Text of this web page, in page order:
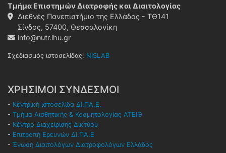
Τμήμα Επιστημών Διατροφής και Διαιτολογίας
Διεθνές Πανεπιστήμιο της Ελλάδος - ΤΘ141
Σίνδος, 57400, Θεσσαλονίκη
info@nutr.ihu.gr
Σχεδιασμός ιστοσελίδας: NISLAB
ΧΡΗΣΙΜΟΙ ΣΥΝΔΕΣΜΟΙ
- Κεντρική ιστοσελίδα ΔΙ.ΠΑ.Ε.
- Τμήμα Αισθητικής & Κοσμητολογίας ΑΤΕΙΘ
- Κέντρο Διαχείρισης Δικτύου
- Επιτροπή Ερευνών ΔΙ.ΠΑ.Ε
- Ένωση Διαιτολόγων Διατροφολόγων Ελλάδος